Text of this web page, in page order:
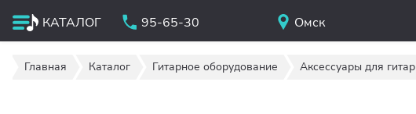
КАТАЛОГ 95-65-30 Омск
Главная Каталог Гитарное оборудование Аксессуары для гитар